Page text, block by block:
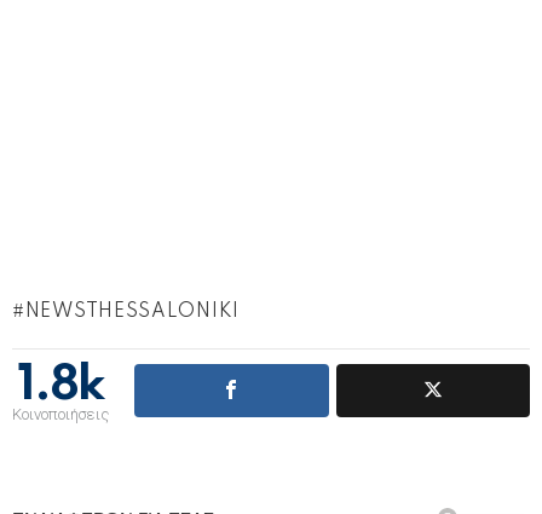
NEWSTHESSALONIKI
1.8k
Κοινοποιήσεις